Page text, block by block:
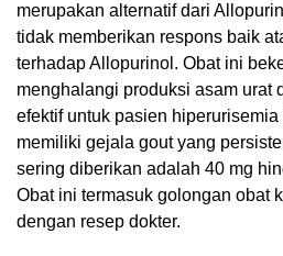
merupakan alternatif dari
tidak memberikan respons baik
terhadap Allopurinol. Obat ini
menghalangi produksi asam urat
efektif untuk pasien
memiliki gejala gout yang
sering diberikan adalah 40 mg
Obat ini termasuk golongan obat
dengan resep dokter.